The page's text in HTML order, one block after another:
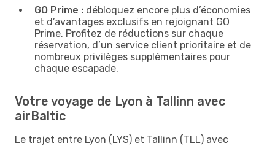
GO Prime : débloquez encore plus d’économies
et d’avantages exclusifs en rejoignant GO
Prime. Profitez de réductions sur chaque
réservation, d’un service client prioritaire et de
nombreux privilèges supplémentaires pour
chaque escapade.
Votre voyage de Lyon à Tallinn avec
airBaltic
Le trajet entre Lyon (LYS) et Tallinn (TLL) avec